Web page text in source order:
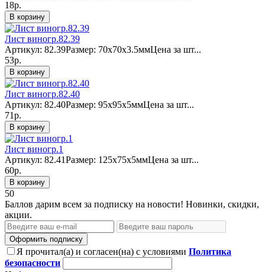
18р.
В корзину
Лист виногр.82.39
Артикул: 82.39Размер: 70х70х3.5ммЦена за шт...
53р.
В корзину
Лист виногр.82.40
Артикул: 82.40Размер: 95х95х5ммЦена за шт...
71р.
В корзину
Лист виногр.1
Артикул: 82.41Размер: 125х75х5ммЦена за шт...
60р.
В корзину
50
Баллов дарим всем за подписку на новости! Новинки, скидки,
акции.
Оформить подписку
Я прочитал(а) и согласен(на) с условиями Политика
безопасности